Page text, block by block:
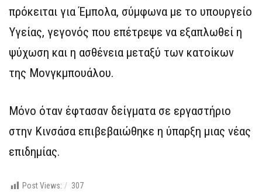
πρόκειται για Έμπολα, σύμφωνα με το υπουργείο
Υγείας, γεγονός που επέτρεψε να εξαπλωθεί η
ψύχωση και η ασθένεια μεταξύ των κατοίκων
της Μονγκμπουάλου.
Μόνο όταν έφτασαν δείγματα σε εργαστήριο
στην Κινσάσα επιβεβαιώθηκε η ύπαρξη μιας νέας
επιδημίας.
Post Views: 307